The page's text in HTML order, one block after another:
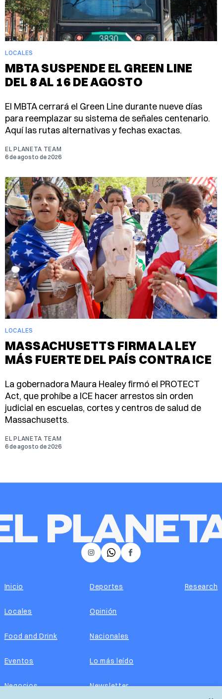
LOCALES
MBTA SUSPENDE EL GREEN LINE
DEL 8 AL 16 DE AGOSTO
El MBTA cerrará el Green Line durante nueve días
para reemplazar su sistema de señales centenario.
Aquí las rutas alternativas y fechas exactas.
EL PLANETA TEAM
6 de agosto de 2026
LOCALES
MASSACHUSETTS FIRMA LA LEY
MÁS FUERTE DEL PAÍS CONTRA ICE
La gobernadora Maura Healey firmó el PROTECT
Act, que prohíbe a ICE hacer arrestos sin orden
judicial en escuelas, cortes y centros de salud de
Massachusetts.
EL PLANETA TEAM
6 de agosto de 2026
𝕏 Facebook
Instagram
Inicio
Locales
Food and Drink
Eventos
Negocios
Deportes
Opinión
Nacionales
Lo más leído
Newsletter
Research